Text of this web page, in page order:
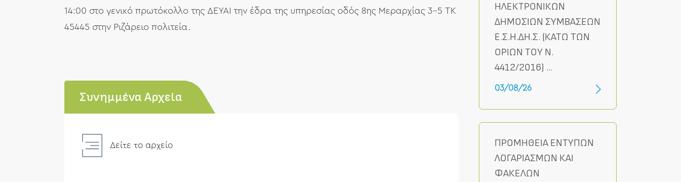
14:00 στο γενικό πρωτόκολλο της ΔΕΥΑΙ την έδρα της υπηρεσίας οδός 8ης Μεραρχίας 3-5 ΤΚ
45445 στην Ριζάρειο πολιτεία.
Συνημμένα Αρχεία
Δείτε το αρχείο
ΗΛΕΚΤΡΟΝΙΚΩΝ
ΔΗΜΟΣΙΩΝ ΣΥΜΒΑΣΕΩΝ
Ε.Σ.Η.ΔΗ.Σ. (ΚΑΤΩ ΤΩΝ
ΟΡΙΩΝ ΤΟΥ Ν.
4412/2016) ...
03/08/26
ΠΡΟΜΗΘΕΙΑ ΕΝΤΥΠΩΝ
ΛΟΓΑΡΙΑΣΜΩΝ ΚΑΙ
ΦΑΚΕΛΩΝ